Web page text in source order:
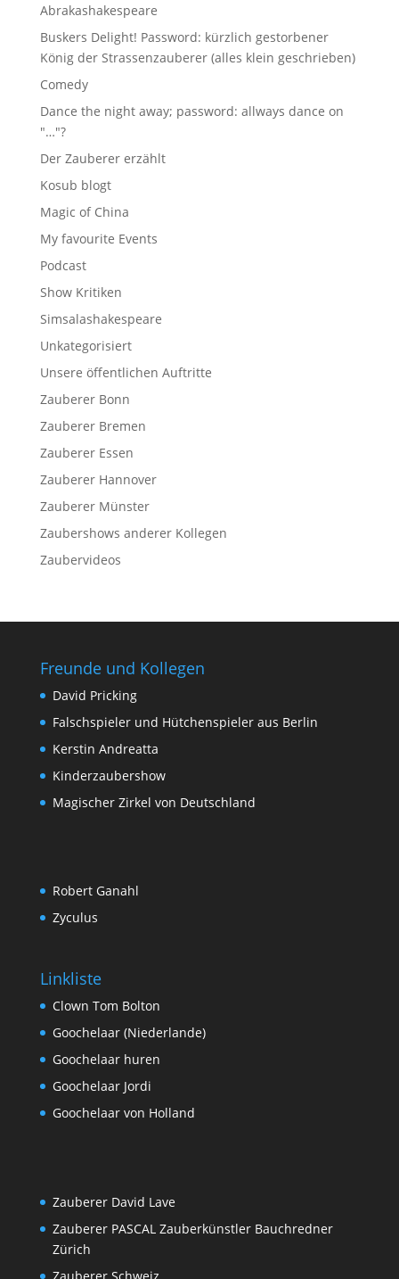
Abrakashakespeare
Buskers Delight! Password: kürzlich gestorbener
König der Strassenzauberer (alles klein geschrieben)
Comedy
Dance the night away; password: allways dance on
"…"?
Der Zauberer erzählt
Kosub blogt
Magic of China
My favourite Events
Podcast
Show Kritiken
Simsalashakespeare
Unkategorisiert
Unsere öffentlichen Auftritte
Zauberer Bonn
Zauberer Bremen
Zauberer Essen
Zauberer Hannover
Zauberer Münster
Zaubershows anderer Kollegen
Zaubervideos
Freunde und Kollegen
David Pricking
Falschspieler und Hütchenspieler aus Berlin
Kerstin Andreatta
Kinderzaubershow
Magischer Zirkel von Deutschland
Robert Ganahl
Zyculus
Linkliste
Clown Tom Bolton
Goochelaar (Niederlande)
Goochelaar huren
Goochelaar Jordi
Goochelaar von Holland
Zauberer David Lave
Zauberer PASCAL Zauberkünstler Bauchredner
Zürich
Zauberer Schweiz